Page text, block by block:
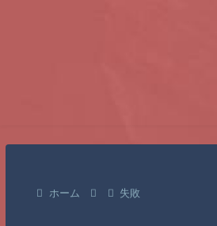
ホーム 失敗